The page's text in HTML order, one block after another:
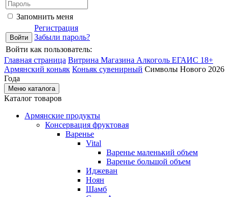
Запомнить меня
Регистрация
Забыли пароль?
Войти как пользователь:
Главная страница Витрина Магазина Алкоголь ЕГАИС 18+
Армянский коньяк Коньяк сувенирный Символы Нового 2026
Года
Меню каталога
Каталог товаров
Армянские продукты
Консервация фруктовая
Варенье
Vital
Варенье маленький объем
Варенье большой объем
Иджеван
Ноян
Шамб